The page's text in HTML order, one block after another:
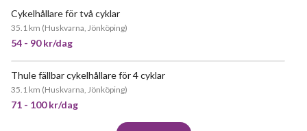
Cykelhållare för två cyklar
35.1 km (Huskvarna, Jönköping)
54 - 90 kr/dag
Thule fällbar cykelhållare för 4 cyklar
35.1 km (Huskvarna, Jönköping)
71 - 100 kr/dag